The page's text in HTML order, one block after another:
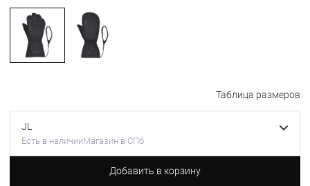
Таблица размеров
JL
Есть в наличииМагазин в СПб
Добавить в корзину